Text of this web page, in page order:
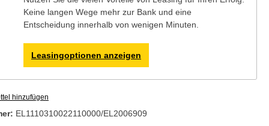
Keine langen Wege mehr zur Bank und eine
Entscheidung innerhalb von wenigen Minuten.
Leasingoptionen anzeigen
hinzufügen
EL1110310022110000/EL2006909